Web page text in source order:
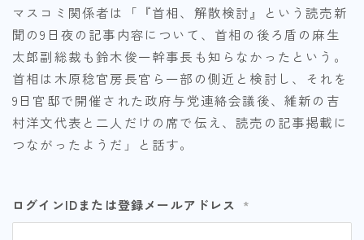
マスコミ関係者は「『首相、解散検討』という読売新
聞の9日夜の記事内容について、首相の後ろ盾の麻生
太郎副総裁も鈴木俊一幹事長も知らなかったという。
首相は木原稔官房長官ら一部の側近と検討し、それを
9日官邸で開催された政府与党連絡会議後、維新の吉
村洋文代表と二人だけの席で伝え、読売の記事掲載に
つながったようだ」と話す。
ログインIDまたは登録メールアドレス *